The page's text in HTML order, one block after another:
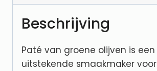
Beschrijving
Paté van groene olijven is een
uitstekende smaakmaker voor